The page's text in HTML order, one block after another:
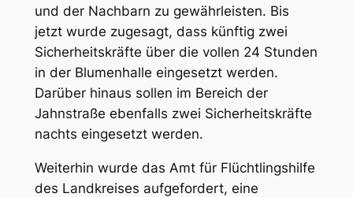
und der Nachbarn zu gewährleisten. Bis
jetzt wurde zugesagt, dass künftig zwei
Sicherheitskräfte über die vollen 24 Stunden
in der Blumenhalle eingesetzt werden.
Darüber hinaus sollen im Bereich der
Jahnstraße ebenfalls zwei Sicherheitskräfte
nachts eingesetzt werden.
Weiterhin wurde das Amt für Flüchtlingshilfe
des Landkreises aufgefordert, eine